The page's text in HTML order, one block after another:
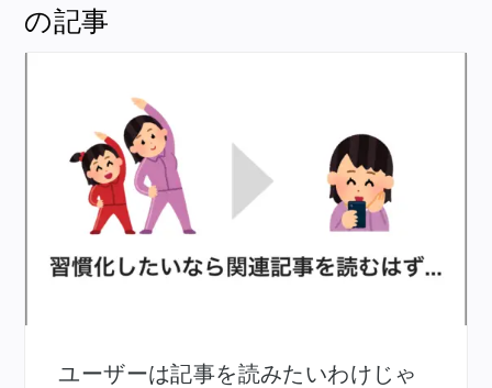
の記事
ユーザーは記事を読みたいわけじゃ